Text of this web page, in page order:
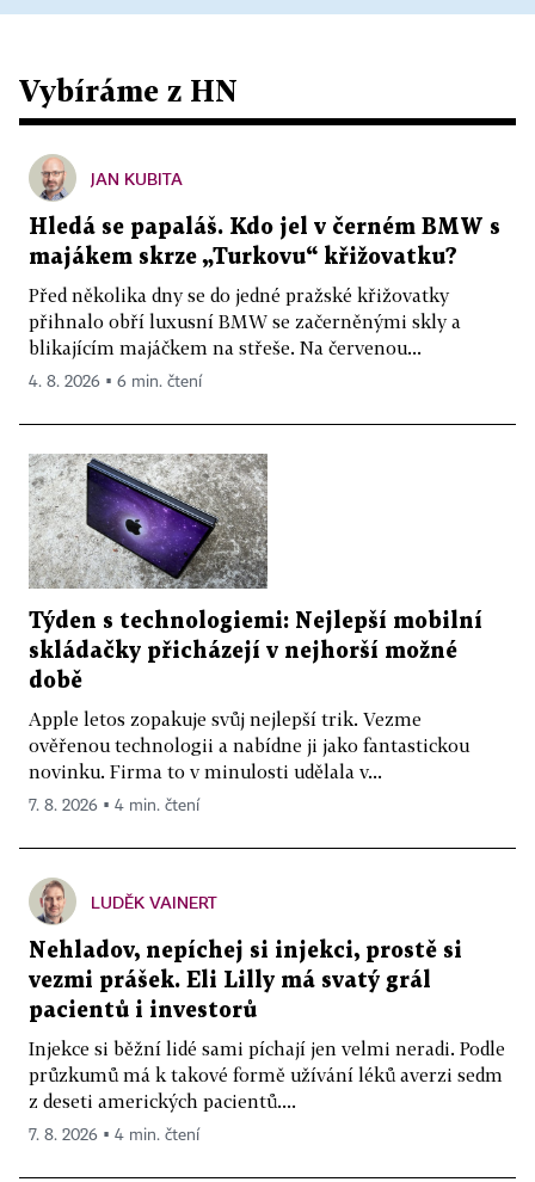
Vybíráme z HN
JAN KUBITA
Hledá se papaláš. Kdo jel v černém BMW s
majákem skrze „Turkovu“ křižovatku?
Před několika dny se do jedné pražské křižovatky
přihnalo obří luxusní BMW se začerněnými skly a
blikajícím majáčkem na střeše. Na červenou...
4. 8. 2026 ▪ 6 min. čtení
Týden s technologiemi: Nejlepší mobilní
skládačky přicházejí v nejhorší možné
době
Apple letos zopakuje svůj nejlepší trik. Vezme
ověřenou technologii a nabídne ji jako fantastickou
novinku. Firma to v minulosti udělala v...
7. 8. 2026 ▪ 4 min. čtení
LUDĚK VAINERT
Nehladov, nepíchej si injekci, prostě si
vezmi prášek. Eli Lilly má svatý grál
pacientů i investorů
Injekce si běžní lidé sami píchají jen velmi neradi. Podle
průzkumů má k takové formě užívání léků averzi sedm
z deseti amerických pacientů....
7. 8. 2026 ▪ 4 min. čtení